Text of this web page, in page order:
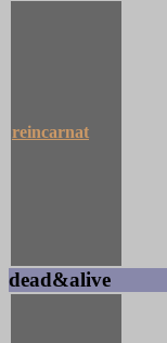
reincarnat
dead&alive